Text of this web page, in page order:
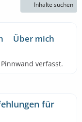
Inhalte suchen
Über mich
verfasst.
für